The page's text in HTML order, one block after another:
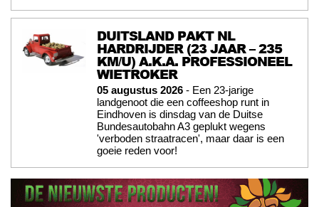
DUITSLAND PAKT NL
HARDRIJDER (23 JAAR – 235
KM/U) A.K.A. PROFESSIONEEL
WIETROKER
05 augustus 2026 - Een 23-jarige
landgenoot die een coffeeshop runt in
Eindhoven is dinsdag van de Duitse
Bundesautobahn A3 geplukt wegens
'verboden straatracen', maar daar is een
goeie reden voor!